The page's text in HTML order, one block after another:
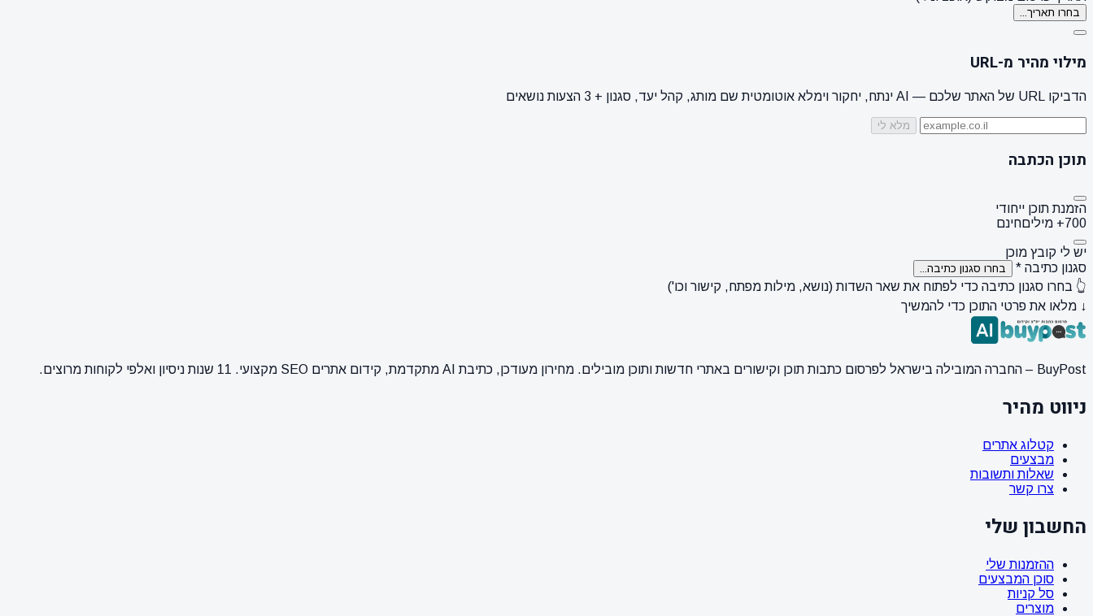
בחרו תאריך...
מילוי מהיר מ-URL
הדביקו URL של האתר שלכם — AI ינתח, יחקור וימלא אוטומטית שם מותג, קהל יעד, סגנון + 3 הצעות נושאים
מלא לי
תוכן הכתבה
הזמנת תוכן ייחודי
700+ מילים
חינם
יש לי קובץ מוכן
סגנון כתיבה * בחרו סגנון כתיבה...
👆 בחרו סגנון כתיבה כדי לפתוח את שאר השדות (נושא, מילות מפתח, קישור וכו')
↓ מלאו את פרטי התוכן כדי להמשיך
BuyPost – החברה המובילה בישראל לפרסום כתבות תוכן וקישורים באתרי חדשות ותוכן מובילים. מחירון מעודכן, כתיבת AI מתקדמת, קידום אתרים SEO מקצועי. 11 שנות ניסיון ואלפי לקוחות מרוצים.
ניווט מהיר
קטלוג אתרים
מבצעים
שאלות ותשובות
צרו קשר
החשבון שלי
ההזמנות שלי
סוכן המבצעים
סל קניות
מוצרים